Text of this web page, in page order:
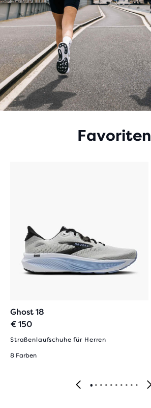
Favoriten
Ghost 18
€ 150
Straßenlaufschuhe für Herren
8 Farben